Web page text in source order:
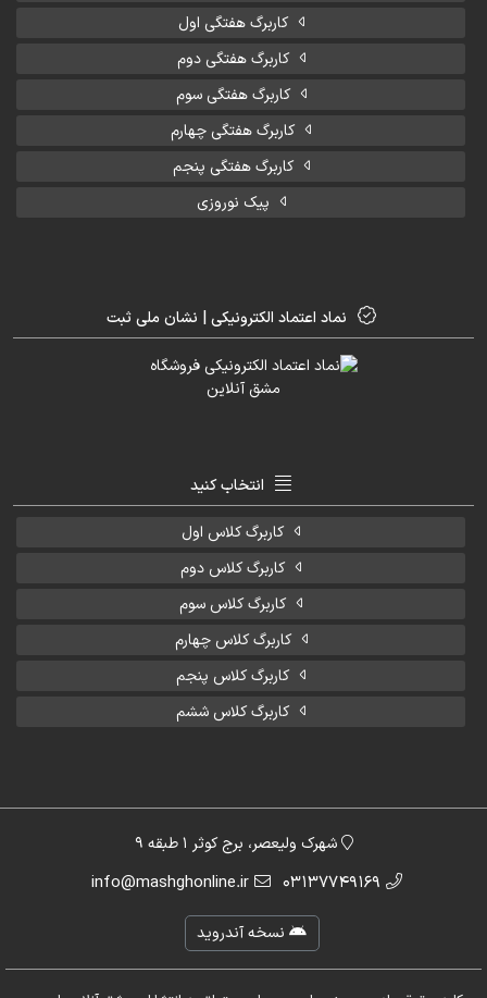
کاربرگ هفتگی اول
کاربرگ هفتگی دوم
کاربرگ هفتگی سوم
کاربرگ هفتگی چهارم
کاربرگ هفتگی پنجم
پیک نوروزی
نماد اعتماد الکترونیکی | نشان ملی ثبت
انتخاب کنید
کاربرگ کلاس اول
کاربرگ کلاس دوم
کاربرگ کلاس سوم
کاربرگ کلاس چهارم
کاربرگ کلاس پنجم
کاربرگ کلاس ششم
شهرک ولیعصر، برج کوثر 1 طبقه 9
03137749169
info@mashghonline.ir
نسخه آندروید